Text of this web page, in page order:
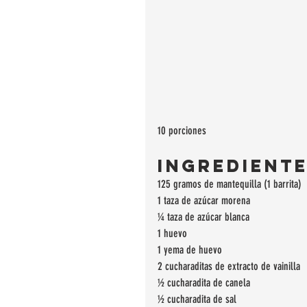
10 porciones
125 gramos de mantequilla (1 barrita)
1 taza de azúcar morena
¼ taza de azúcar blanca
1 huevo
1 yema de huevo
2 cucharaditas de extracto de vainilla
½ cucharadita de canela
½ cucharadita de sal